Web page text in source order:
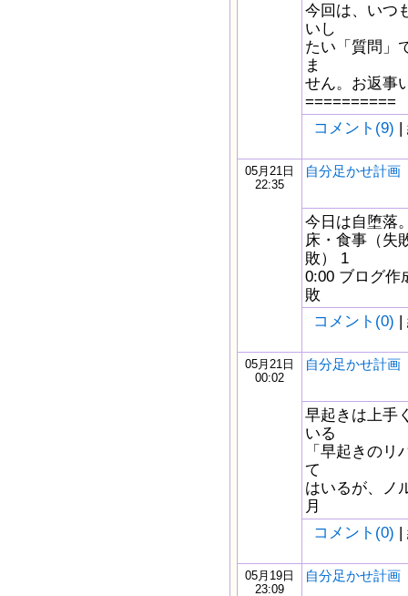
今回は、いつ
いし
たい「質問」
ま
せん。お返事
==========
コメント(9) |
05月21日
22:35
自分足かせ計
今日は自堕落
床・食事（失
敗） 1
0:00 ブログ作
敗
コメント(0) |
05月21日
00:02
自分足かせ計
早起きは上手
いる
「早起きの
て
はいるが、ノ
月
コメント(0) |
05月19日
23:09
自分足かせ計